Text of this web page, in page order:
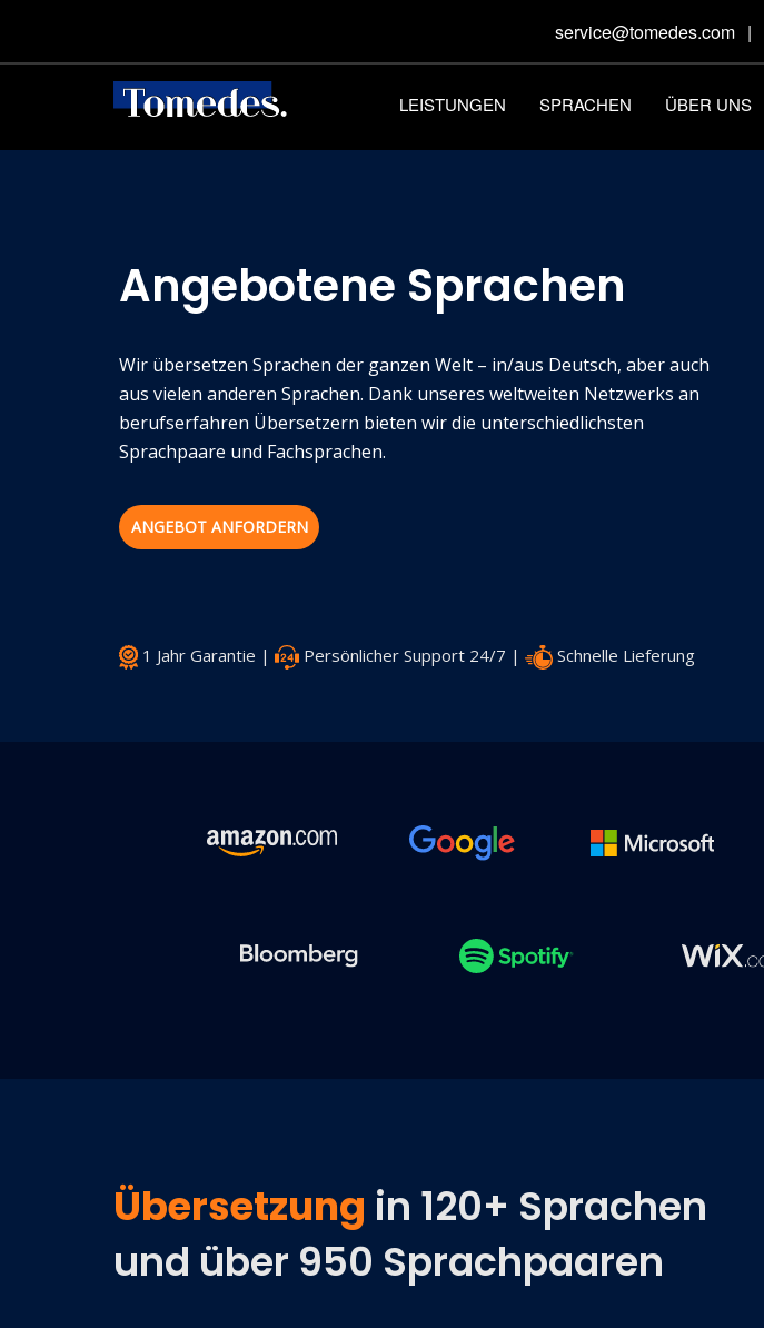
service@tomedes.com |
LEISTUNGEN SPRACHEN ÜBER UNS
Angebotene Sprachen
Wir übersetzen Sprachen der ganzen Welt – in/aus Deutsch, aber auch
aus vielen anderen Sprachen. Dank unseres weltweiten Netzwerks an
berufserfahren Übersetzern bieten wir die unterschiedlichsten
Sprachpaare und Fachsprachen.
ANGEBOT ANFORDERN
1 Jahr Garantie | Persönlicher Support 24/7 | Schnelle Lieferung
Übersetzung in 120+ Sprachen
und über 950 Sprachpaaren